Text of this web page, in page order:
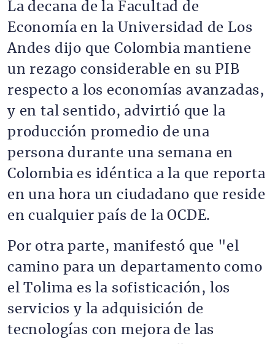
La decana de la Facultad de
Economía en la Universidad de Los
Andes dijo que Colombia mantiene
un rezago considerable en su PIB
respecto a los economías avanzadas,
y en tal sentido, advirtió que la
producción promedio de una
persona durante una semana en
Colombia es idéntica a la que reporta
en una hora un ciudadano que reside
en cualquier país de la OCDE.
Por otra parte, manifestó que "el
camino para un departamento como
el Tolima es la sofisticación, los
servicios y la adquisición de
tecnologías con mejora de las